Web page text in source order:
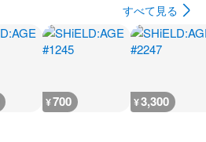
すべて見る
¥700 ¥3,300